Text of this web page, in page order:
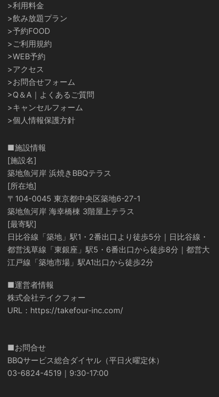
>利用料金
>飲み放題プラン
>予約FOOD
>ご利用規約
>WEB予約
>アクセス
>お問合せフォーム
>Q＆A｜よくあるご質問
>キャンセルフォーム
>個人情報保護方針
■施設情報
[施設名]
築地魚河岸 浜焼きBBQテラス
[所在地]
〒104-0045 東京都中央区築地6-27-1
築地魚河岸 海幸橋棟 3階屋上テラス
[最寄駅]
日比谷線「築地」駅1・2番出口より徒歩5分｜日比谷線・
都営浅草線「東銀座」駅5・6番出口から徒歩8分｜都営大
江戸線「築地市場」駅A1出口から徒歩2分
■運営者情報
株式会社テイクフォー
URL： https://takefour-inc.com/
■お問合せ
BBQサービス総合ダイヤル（平日火曜定休）
03-6824-4519｜9:30-17:00